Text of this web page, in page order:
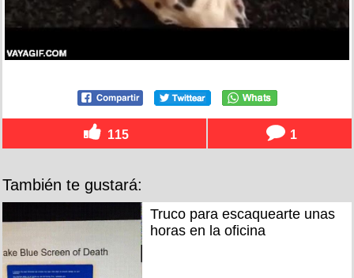
115 1
También te gustará:
Truco para escaquearte unas
horas en la oficina